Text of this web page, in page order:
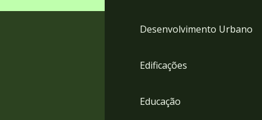
Desenvolvimento Urbano
Edificações
Educação